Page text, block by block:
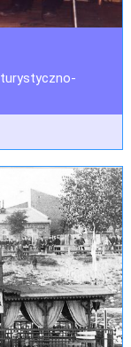
turystyczno-